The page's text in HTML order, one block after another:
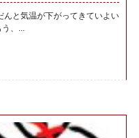
んと気温が下がってきていよい
、...